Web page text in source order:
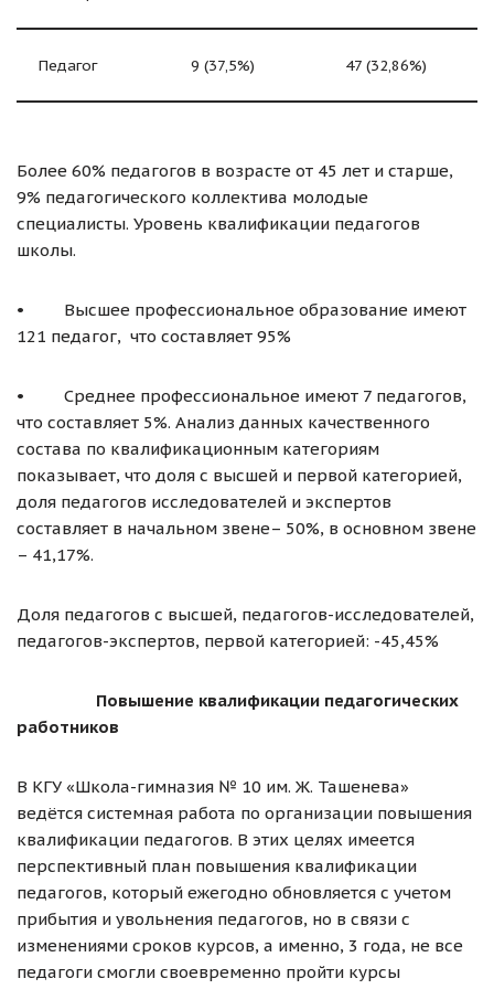
Педагог 9 (37,5%) 47 (32,86%)
Более 60% педагогов в возрасте от 45 лет и старше,
9% педагогического коллектива молодые
специалисты. Уровень квалификации педагогов
школы.
• Высшее профессиональное образование имеют
121 педагог, что составляет 95%
• Среднее профессиональное имеют 7 педагогов,
что составляет 5%. Анализ данных качественного
состава по квалификационным категориям
показывает, что доля с высшей и первой категорией,
доля педагогов исследователей и экспертов
составляет в начальном звене– 50%, в основном звене
– 41,17%.
Доля педагогов с высшей, педагогов-исследователей,
педагогов-экспертов, первой категорией: -45,45%
Повышение квалификации педагогических
работников
В КГУ «Школа-гимназия № 10 им. Ж. Ташенева»
ведётся системная работа по организации повышения
квалификации педагогов. В этих целях имеется
перспективный план повышения квалификации
педагогов, который ежегодно обновляется с учетом
прибытия и увольнения педагогов, но в связи с
изменениями сроков курсов, а именно, 3 года, не все
педагоги смогли своевременно пройти курсы